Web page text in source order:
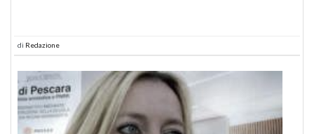
di Redazione